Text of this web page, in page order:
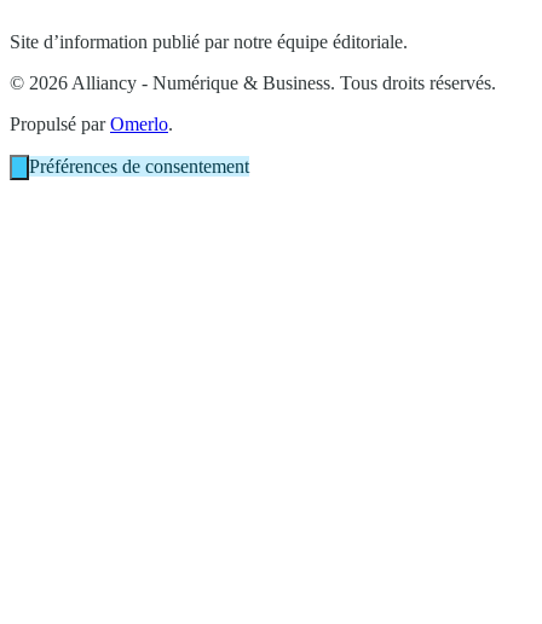
Site d’information publié par notre équipe éditoriale.
© 2026 Alliancy - Numérique & Business. Tous droits réservés.
Propulsé parOmerlo.
Préférences de consentement